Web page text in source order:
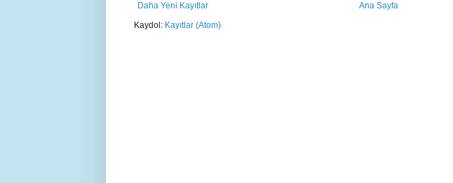
Daha Yeni Kayıtlar
Ana Sayfa
Kaydol: Kayıtlar (Atom)